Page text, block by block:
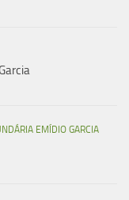
EMÍDIO GARCIA